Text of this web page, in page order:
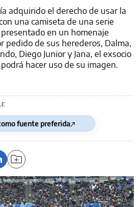
adquirido el derecho de usar la
una camiseta de una serie
en un homenaje
pedido de sus herederos, Dalma,
Diego Junior y Jana, el exsocio
hacer uso de su imagen.
fuente preferida